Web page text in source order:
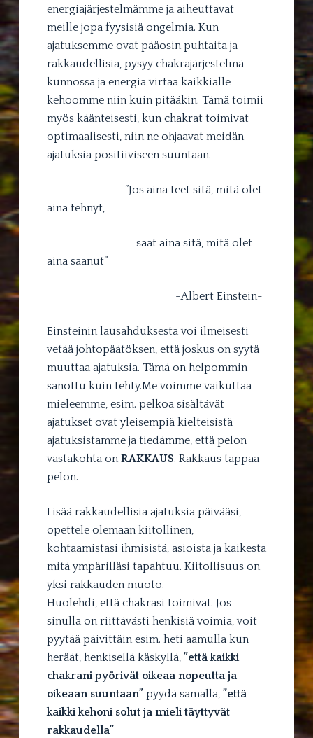
energiajärjestelmämme ja aiheuttavat
meille jopa fyysisiä ongelmia. Kun
ajatuksemme ovat pääosin puhtaita ja
rakkaudellisia, pysyy chakrajärjestelmä
kunnossa ja energia virtaa kaikkialle
kehoomme niin kuin pitääkin. Tämä toimii
myös käänteisesti, kun chakrat toimivat
optimaalisesti, niin ne ohjaavat meidän
ajatuksia positiiviseen suuntaan.
”Jos aina teet sitä, mitä olet
aina tehnyt,
saat aina sitä, mitä olet
aina saanut”
-Albert Einstein-
Einsteinin lausahduksesta voi ilmeisesti
vetää johtopäätöksen, että joskus on syytä
muuttaa ajatuksia. Tämä on helpommin
sanottu kuin tehty.Me voimme vaikuttaa
mieleemme, esim. pelkoa sisältävät
ajatukset ovat yleisempiä kielteisistä
ajatuksistamme ja tiedämme, että pelon
vastakohta on RAKKAUS. Rakkaus tappaa
pelon.
Lisää rakkaudellisia ajatuksia päivääsi,
opettele olemaan kiitollinen,
kohtaamistasi ihmisistä, asioista ja kaikesta
mitä ympärilläsi tapahtuu. Kiitollisuus on
yksi rakkauden muoto.
Huolehdi, että chakrasi toimivat. Jos
sinulla on riittävästi henkisiä voimia, voit
pyytää päivittäin esim. heti aamulla kun
heräät, henkisellä käskyllä, ”että kaikki
chakrani pyörivät oikeaa nopeutta ja
oikeaan suuntaan”pyydä samalla,”että
kaikki kehoni solut ja mieli täyttyvät
rakkaudella”